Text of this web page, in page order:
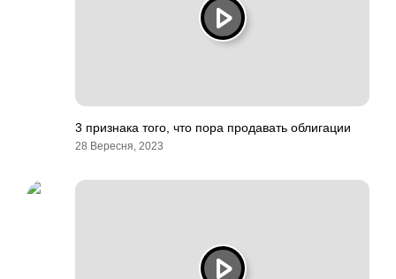
3 признака того, что пора продавать облигации
28 Вересня, 2023